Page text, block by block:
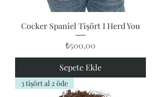
Cocker Spaniel Tişört I Herd You
Fiyat
₺500,00
Sepete Ekle
3 tişört al 2 öde